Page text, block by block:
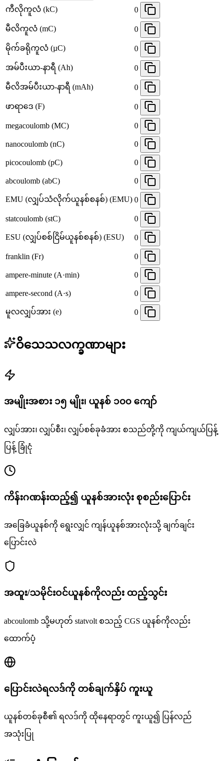
ကီလိုကူလံ (kC) 0
မီလိကူလံ (mC) 0
မိုက်ခရိုကူလံ (µC) 0
အမ်ပီးယာ-နာရီ (Ah) 0
မီလိအမ်ပီးယာ-နာရီ (mAh) 0
ဖာရာဒေ (F) 0
megacoulomb (MC) 0
nanocoulomb (nC) 0
picocoulomb (pC) 0
abcoulomb (abC) 0
EMU (လျှပ်သံလိုက်ယူနစ်စနစ်) (EMU) 0
statcoulomb (stC) 0
ESU (လျှပ်စစ်ငြိမ်ယူနစ်စနစ်) (ESU) 0
franklin (Fr) 0
ampere-minute (A·min) 0
ampere-second (A·s) 0
မူလလျှပ်အား (e) 0
ဝိသေသလက္ခဏာများ
အမျိုးအစား ၁၅ မျိုး၊ ယူနစ် ၁၀၀ ကျော်
လျှပ်အား၊ လျှပ်စီး၊ လျှပ်စစ်ခုခံအား စသည်တို့ကို ကျယ်ကျယ်ပြန့်
ပြန့် ခြုံငုံ
ကိန်းဂဏန်းထည့်၍ ယူနစ်အားလုံး စုစည်းပြောင်း
အခြေခံယူနစ်ကို ရွေးလျှင် ကျန်ယူနစ်အားလုံးသို့ ချက်ချင်း
ပြောင်းလဲ
အထူး/သမိုင်းဝင်ယူနစ်ကိုလည်း ထည့်သွင်း
abcoulomb သို့မဟုတ် statvolt စသည့် CGS ယူနစ်ကိုလည်း
ထောက်ပံ့
ပြောင်းလဲရလဒ်ကို တစ်ချက်နှိပ် ကူးယူ
ယူနစ်တစ်ခုစီ၏ ရလဒ်ကို ထိုနေရာတွင် ကူးယူ၍ ပြန်လည်
အသုံးပြု